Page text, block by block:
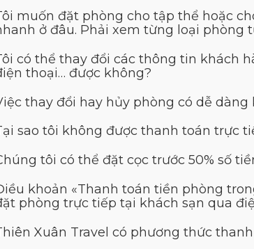
muốn đặt phòng cho tập thể hoặc
ở đâu. Phải xem từng loại phòng
có thể thay đổi các thông tin khách
thoại… được không?
thay đổi hay hủy phòng có dễ
sao tôi không được thanh toán trực
tôi có thể đặt cọc trước 50% số
khoản «Thanh toán tiền phòng
phòng trực tiếp tại khách sạn qua
Xuân Travel có phương thức